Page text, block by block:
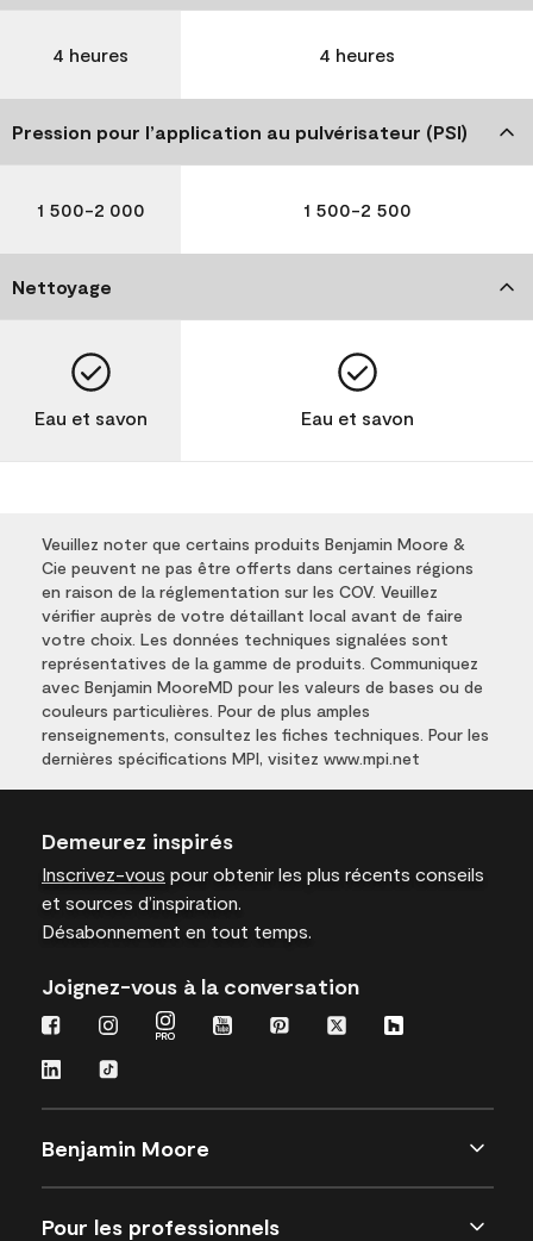
4 heures 4 heures
Pression pour l’application au pulvérisateur (PSI)
1 500-2 000 1 500-2 500
Nettoyage
Eau et savon Eau et savon
Veuillez noter que certains produits Benjamin Moore &
Cie peuvent ne pas être offerts dans certaines régions
en raison de la réglementation sur les COV. Veuillez
vérifier auprès de votre détaillant local avant de faire
votre choix. Les données techniques signalées sont
représentatives de la gamme de produits. Communiquez
avec Benjamin MooreMD pour les valeurs de bases ou de
couleurs particulières. Pour de plus amples
renseignements, consultez les fiches techniques. Pour les
dernières spécifications MPI, visitez www.mpi.net
Demeurez inspirés
Inscrivez-vous pour obtenir les plus récents conseils
et sources d’inspiration.
Désabonnement en tout temps.
Joignez-vous à la conversation
Benjamin Moore
Pour les professionnels